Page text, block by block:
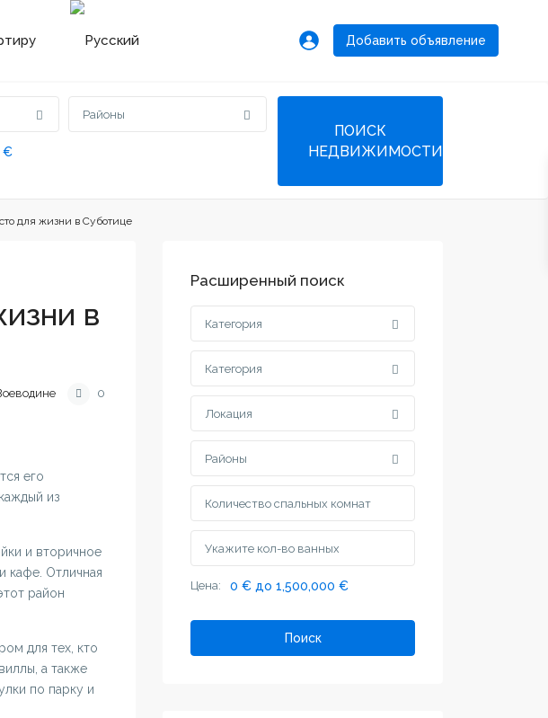
Добавить объявление
Районы
€
для жизни в Суботице
в
0
его
из
и вторичное
кафе. Отличная
район
для тех, кто
а также
по парку и
Расширенный поиск
Категория
Категория
Локация
Районы
Цена: 0 € до 1,500,000 €
Поиск